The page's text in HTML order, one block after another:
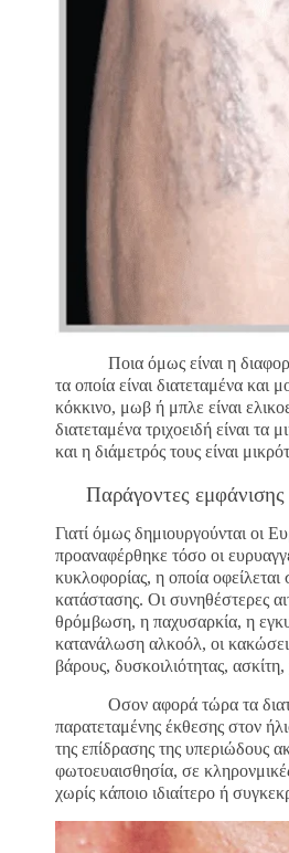
Ποια όμως είναι η διαφορά
τα οποία είναι διατεταμένα
κόκκινο, μωβ ή μπλε είναι
διατεταμένα τριχοειδή είναι
και η διάμετρός τους είναι
Παράγοντες εμφάνισης
Γιατί όμως δημιουργούνται οι
προαναφέρθηκε τόσο οι
κυκλοφορίας, η οποία οφείλεται
κατάστασης. Οι συνηθέστερες
θρόμβωση, η παχυσαρκία, η
κατανάλωση αλκοόλ, οι
βάρους, δυσκοιλιότητας,
Οσον αφορά τώρα τα
παρατεταμένης έκθεσης στον
της επίδρασης της υπεριώδους
φωτοευαισθησία, σε
χωρίς κάποιο ιδιαίτερο ή